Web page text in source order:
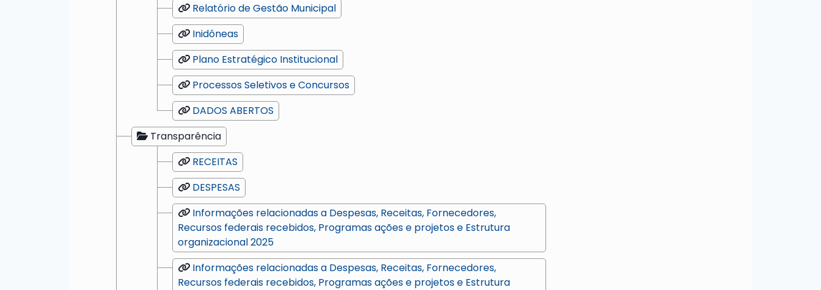
Relatório de Gestão Municipal
Inidôneas
Plano Estratégico Institucional
Processos Seletivos e Concursos
DADOS ABERTOS
Transparência
RECEITAS
DESPESAS
Informações relacionadas a Despesas, Receitas, Fornecedores,
Recursos federais recebidos, Programas ações e projetos e Estrutura
organizacional 2025
Informações relacionadas a Despesas, Receitas, Fornecedores,
Recursos federais recebidos, Programas ações e projetos e Estrutura